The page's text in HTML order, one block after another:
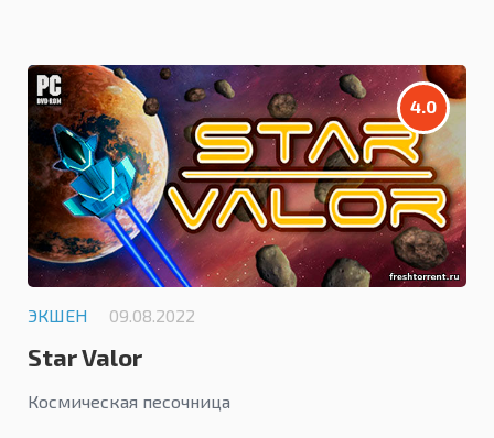
4.0
ЭКШЕН 09.08.2022
Star Valor
Космическая песочница